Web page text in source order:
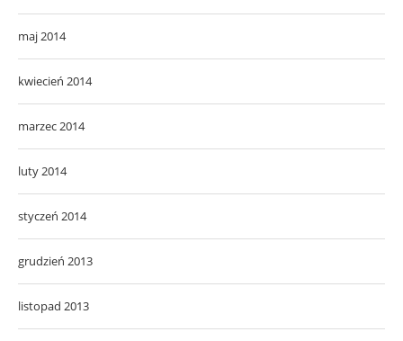
maj 2014
kwiecień 2014
marzec 2014
luty 2014
styczeń 2014
grudzień 2013
listopad 2013